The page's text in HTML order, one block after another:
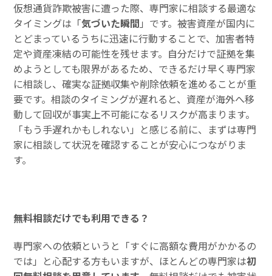
仮想通貨詐欺被害に遭った際、専門家に相談する最適な
タイミングは「気づいた瞬間 」です。被害資産が国内に
とどまっているうちに迅速に行動することで、加害者特
定や資産凍結の可能性を残せます。自分だけで証拠を集
めようとしても限界があるため、できるだけ早く専門家
に相談し、確実な証拠収集や削除依頼を進めることが重
要です。相談のタイミングが遅れると、資産が海外へ移
動して回収が事実上不可能になるリスクが高まります。
「もう手遅れかもしれない」と感じる前に、まずは専門
家に相談して状況を確認することが安心につながりま
す。
無料相談だけでも利用できる？
専門家への依頼というと「すぐに高額な費用がかかるの
では」と心配する方もいますが、ほとんどの専門家は初